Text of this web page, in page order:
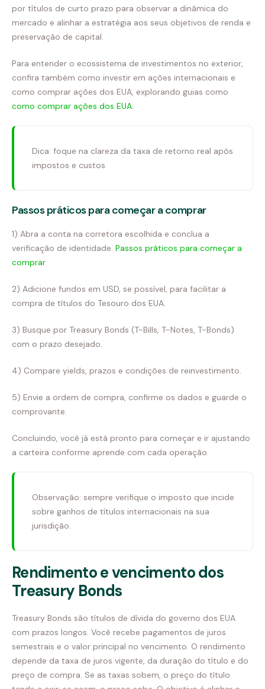
por títulos de curto prazo para observar a dinâmica do
mercado e alinhar a estratégia aos seus objetivos de renda e
preservação de capital.
Para entender o ecossistema de investimentos no exterior,
confira também como investir em ações internacionais e
como comprar ações dos EUA, explorando guias como
como comprar ações dos EUA
Dica: foque na clareza da taxa de retorno real após
impostos e custos.
Passos práticos para começar a comprar
1) Abra a conta na corretora escolhida e conclua a
verificação de identidade. Passos práticos para começar a
comprar
2) Adicione fundos em USD, se possível, para facilitar a
compra de títulos do Tesouro dos EUA.
3) Busque por Treasury Bonds (T-Bills, T-Notes, T-Bonds)
com o prazo desejado.
4) Compare yields, prazos e condições de reinvestimento.
5) Envie a ordem de compra, confirme os dados e guarde o
comprovante.
Concluindo, você já está pronto para começar e ir ajustando
a carteira conforme aprende com cada operação.
Observação: sempre verifique o imposto que incide
sobre ganhos de títulos internacionais na sua
jurisdição.
Rendimento e vencimento dos
Treasury Bonds
Treasury Bonds são títulos de dívida do governo dos EUA
com prazos longos. Você recebe pagamentos de juros
semestrais e o valor principal no vencimento. O rendimento
depende da taxa de juros vigente, da duração do título e do
preço de compra. Se as taxas sobem, o preço do título